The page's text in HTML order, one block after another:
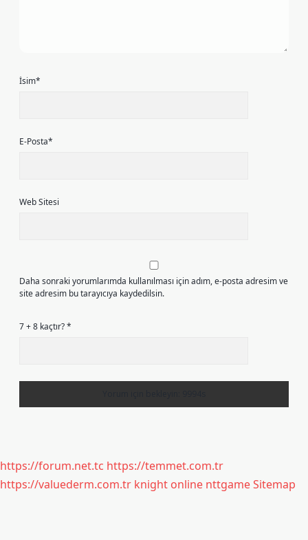
İsim*
E-Posta*
Web Sitesi
Daha sonraki yorumlarımda kullanılması için adım, e-posta adresim ve
site adresim bu tarayıcıya kaydedilsin.
7 + 8 kaçtır?*
https://forum.net.tc https://temmet.com.tr
https://valuederm.com.tr knight online nttgameSitemap